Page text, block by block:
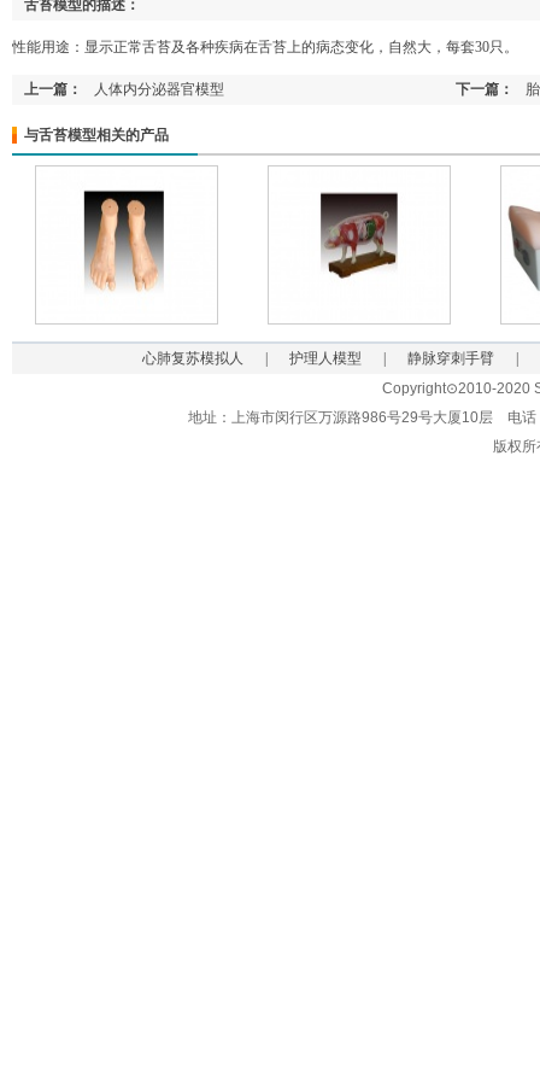
舌苔模型的描述：
性能用途：显示正常舌苔及各种疾病在舌苔上的病态变化，自然大，每套30只。
上一篇： 人体内分泌器官模型 下一篇：
与舌苔模型相关的产品
心肺复苏模拟人 护理人模型 静脉穿刺手臂
Copyright⊙2010-2020
地址：上海市闵行区万源路986号29号大厦10层 电
版权